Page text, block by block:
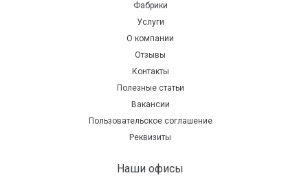
Фабрики
Услуги
О компании
Отзывы
Контакты
Полезные статьи
Вакансии
Пользовательское соглашение
Реквизиты
Наши офисы